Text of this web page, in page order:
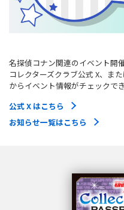
名探偵コナン関連のイベント開
コレクターズクラブ公式 X、ま
からイベント情報がチェックでき
公式 X はこちら
お知らせ一覧はこちら